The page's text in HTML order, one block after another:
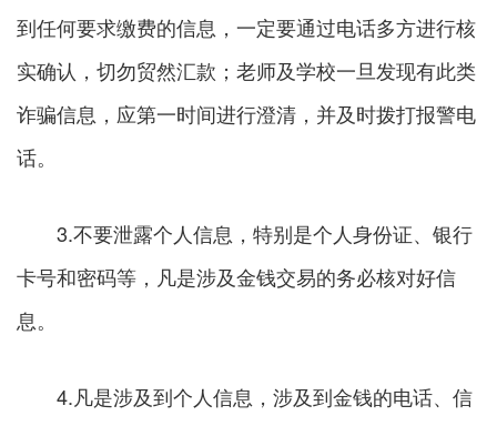
到任何要求缴费的信息，一定要通过电话多方进行核
实确认，切勿贸然汇款；老师及学校一旦发现有此类
诈骗信息，应第一时间进行澄清，并及时拨打报警电
话。
3.不要泄露个人信息，特别是个人身份证、银行
卡号和密码等，凡是涉及金钱交易的务必核对好信
息。
4.凡是涉及到个人信息，涉及到金钱的电话、信